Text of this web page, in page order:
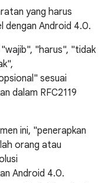
yang harus
dengan Android 4.0.
"harus", "tidak
sesuai
dalam RFC2119
ini, "penerapkan
orang atau
Android 4.0.